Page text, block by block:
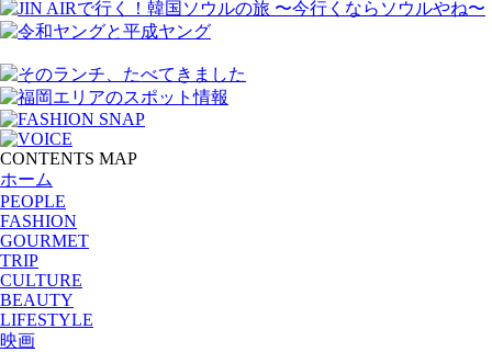
CONTENTS MAP
ホーム
PEOPLE
FASHION
GOURMET
TRIP
CULTURE
BEAUTY
LIFESTYLE
映画